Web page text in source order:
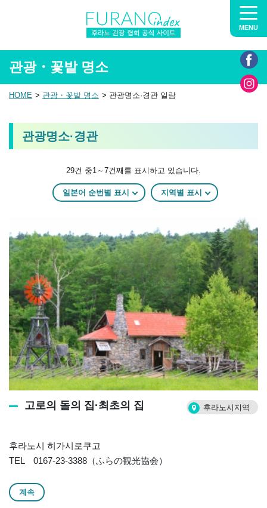
MENU
관광・꽃밭 명소
HOME 관광・꽃밭 명소 관광명소·경관 일람
관광명소·경관
29건 중1～7건째를 표시하고 있습니다.
일본어 순번별 표시 지역별 표시
고로의 돌의 집·최초의 집 후라노시지역
후라노시 히가시로쿠고
TEL 0167-23-3388（ふらの観光協会）
계속